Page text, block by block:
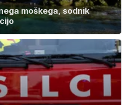
moškega, sodnik